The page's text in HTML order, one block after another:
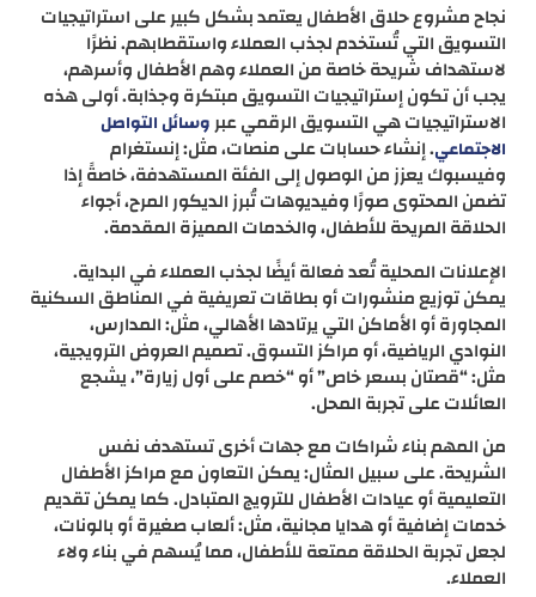
نجاح مشروع حلاق الأطفال يعتمد بشكل كبير على استراتيجيات
التسويق التي تُستخدم لجذب العملاء واستقطابهم. نظرًا
لاستهداف شريحة خاصة من العملاء وهم الأطفال وأسرهم،
يجب أن تكون إستراتيجيات التسويق مبتكرة وجذابة. أولى هذه
الاستراتيجيات هي التسويق الرقمي عبروسائل التواصل
الاجتماعي. إنشاء حسابات على منصات، مثل: إنستغرام
وفيسبوك يعزز من الوصول إلى الفئة المستهدفة، خاصةً إذا
تضمن المحتوى صورًا وفيديوهات تُبرز الديكور المرح، أجواء
الحلاقة المريحة للأطفال، والخدمات المميزة المقدمة.
الإعلانات المحلية تُعد فعالة أيضًا لجذب العملاء في البداية.
يمكن توزيع منشورات أو بطاقات تعريفية في المناطق السكنية
المجاورة أو الأماكن التي يرتادها الأهالي، مثل: المدارس،
النوادي الرياضية، أو مراكز التسوق. تصميم العروض الترويجية،
مثل: “قصتان بسعر خاص” أو “خصم على أول زيارة”، يشجع
العائلات على تجربة المحل.
من المهم بناء شراكات مع جهات أخرى تستهدف نفس
الشريحة. على سبيل المثال: يمكن التعاون مع مراكز الأطفال
التعليمية أو عيادات الأطفال للترويج المتبادل. كما يمكن تقديم
خدمات إضافية أو هدايا مجانية، مثل: ألعاب صغيرة أو بالونات،
لجعل تجربة الحلاقة ممتعة للأطفال، مما يُسهم في بناء ولاء
العملاء.